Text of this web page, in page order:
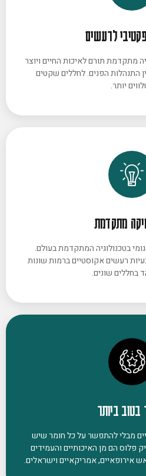
לרעשים
מתקדמת תורם לאיכות החיים ויוצר
התנהלות הפנים. לחללים שקטים
יותר.
מתקדמת
בטכנולוגיה המתקדמת בעולם.
רעשים אקוסטיים ברמות שונות
בחללים שונים.
בטוב ביותר
מבלי להתפשר על כל חומר שיש
פלוס הם מן האיכותיים והעמידים
אירופאיים, אמריקאיים וישראלים.